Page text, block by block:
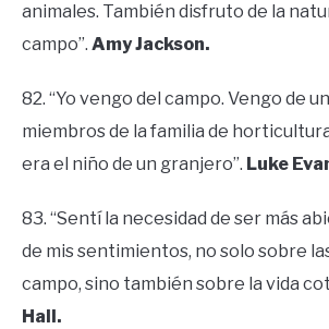
animales. También disfruto de la
campo”. Amy Jackson.
82. “Yo vengo del campo. Vengo de
miembros de la familia de
era el niño de un granjero”. Luke
83. “Sentí la necesidad de ser más
de mis sentimientos, no solo sobre
campo, sino también sobre la vida
Hall.